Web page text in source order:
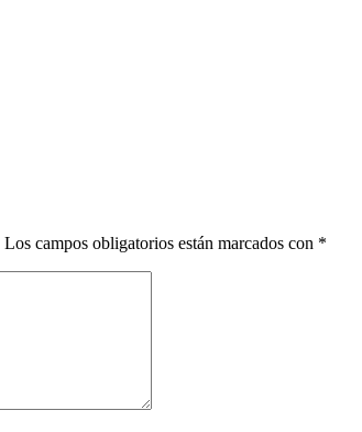
Los campos obligatorios están marcados con *